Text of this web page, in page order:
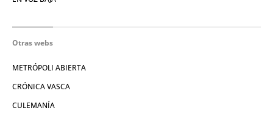
Otras webs
METRÓPOLI ABIERTA
CRÓNICA VASCA
CULEMANÍA